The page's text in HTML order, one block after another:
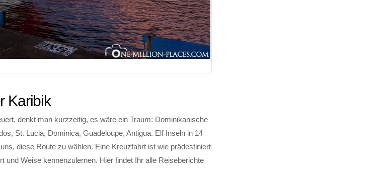
Karibik
denkt man kurzzeitig, es wäre ein Traum: Dominikanische
St. Lucia, Dominica, Guadeloupe, Antigua. Elf Inseln in 14
diese Route zu wählen. Eine Kreuzfahrt ist wie prädestiniert
und Weise kennenzulernen. Hier findet Ihr alle Reiseberichte